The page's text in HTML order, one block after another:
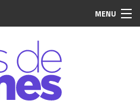
MENU